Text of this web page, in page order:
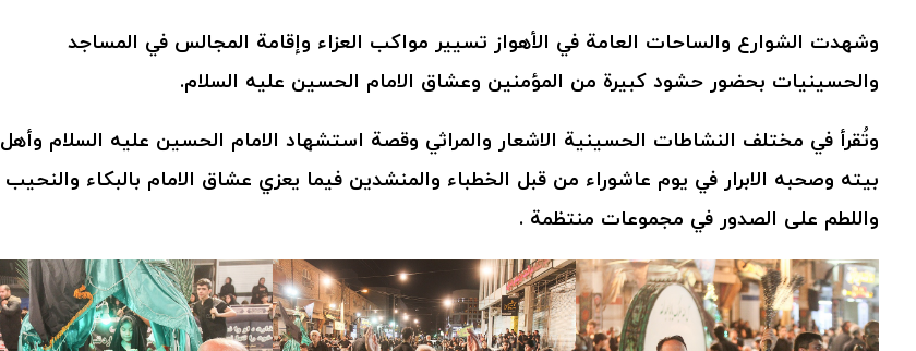
وشهدت الشوارع والساحات العامة في الأهواز تسيير مواكب العزاء وإقامة المجالس في المساجد
والحسينيات بحضور حشود كبيرة من المؤمنين وعشاق الامام الحسين عليه السلام.
وتُقرأ في مختلف النشاطات الحسینیة الاشعار والمراثي وقصة استشهاد الامام الحسين عليه السلام وأهل
بيته وصحبه الابرار في يوم عاشوراء من قبل الخطباء والمنشدين فيما يعزي عشاق الامام بالبكاء والنحيب
واللطم على الصدور في مجموعات منتظمة .